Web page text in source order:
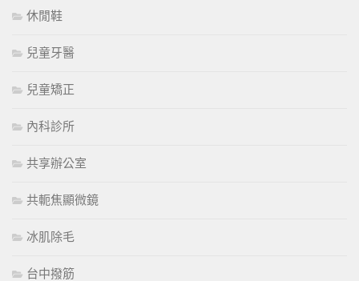
休閒鞋
兒童牙醫
兒童矯正
內科診所
共享辦公室
共軛焦顯微鏡
冰肌除毛
台中撥筋